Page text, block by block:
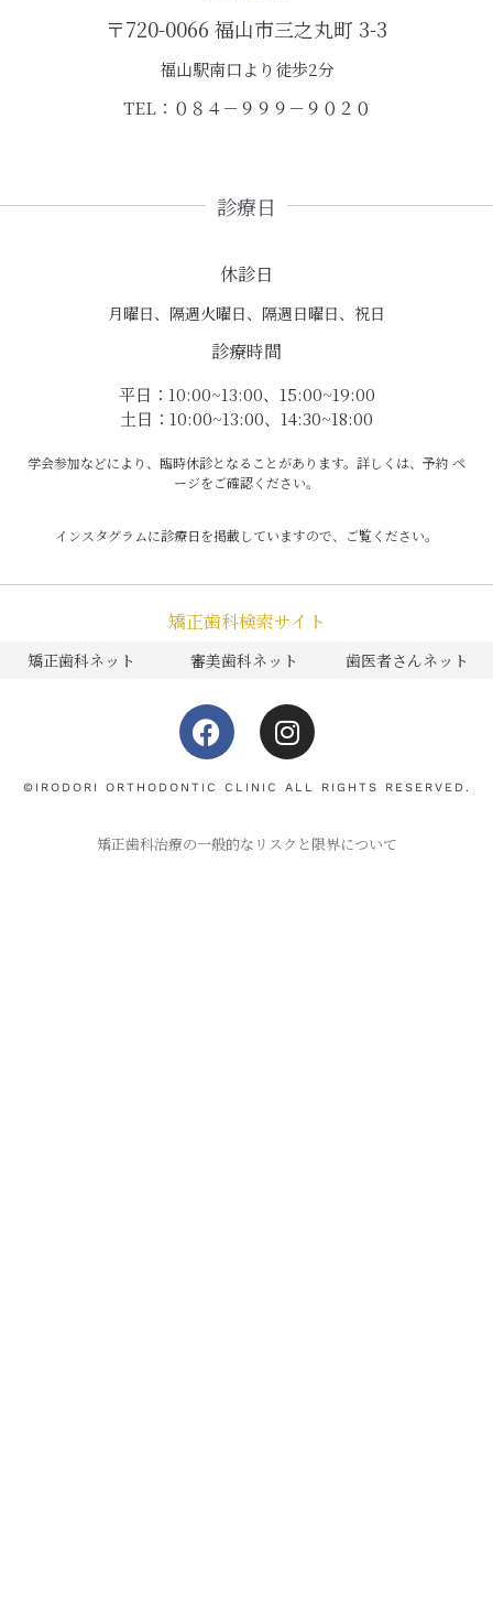
〒720-0066 福山市三之丸町 3-3
福山駅南口より徒歩2分
TEL：０８４－９９９－９０２０
診療日
休診日
月曜日、隔週火曜日、隔週日曜日、祝日
診療時間
平日：10:00~13:00、15:00~19:00
土日：10:00~13:00、14:30~18:00
学会参加などにより、臨時休診となることがあります。詳しくは、予約 ペ
ージをご確認ください。
インスタグラムに診療日を掲載していますので、ご覧ください。
矯正歯科検索サイト
矯正歯科ネット 審美歯科ネット 歯医者さんネット
F
a
c
e
b
o
I
n
s
t
g
©IRODORI ORTHODONTIC CLINIC ALL RIGHTS RESERVED.
矯正歯科治療の一般的なリスクと限界について